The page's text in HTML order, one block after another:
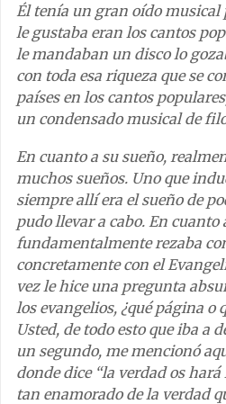
Él tenía un gran oído musical
le gustaba eran los cantos
le mandaban un disco lo
con toda esa riqueza que se
países en los cantos
un condensado musical de
En cuanto a su sueño,
muchos sueños. Uno que
siempre allí era el sueño de
pudo llevar a cabo. En cuanto
fundamentalmente rezaba
concretamente con el
vez le hice una pregunta
los evangelios, ¿qué página o
Usted, de todo esto que iba a
un segundo, me mencionó
donde dice “la verdad os
tan enamorado de la verdad